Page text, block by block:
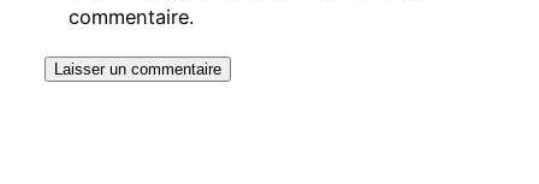
commentaire.